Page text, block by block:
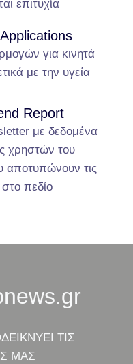
επιτυχία
για κινητά
με την υγεία
Report
με δεδομένα
χρηστών του
αποτυπώνουν τις
στο πεδίο
ΤΙΣ
ΜΑΣ